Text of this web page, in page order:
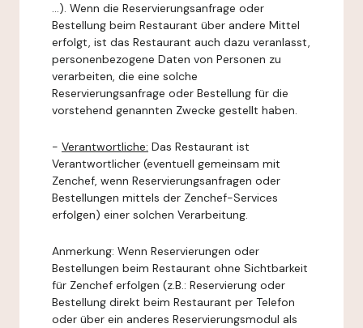
...). Wenn die Reservierungsanfrage oder
Bestellung beim Restaurant über andere Mittel
erfolgt, ist das Restaurant auch dazu veranlasst,
personenbezogene Daten von Personen zu
verarbeiten, die eine solche
Reservierungsanfrage oder Bestellung für die
vorstehend genannten Zwecke gestellt haben.
- Verantwortliche: Das Restaurant ist
Verantwortlicher (eventuell gemeinsam mit
Zenchef, wenn Reservierungsanfragen oder
Bestellungen mittels der Zenchef-Services
erfolgen) einer solchen Verarbeitung.
Anmerkung: Wenn Reservierungen oder
Bestellungen beim Restaurant ohne Sichtbarkeit
für Zenchef erfolgen (z.B.: Reservierung oder
Bestellung direkt beim Restaurant per Telefon
oder über ein anderes Reservierungsmodul als